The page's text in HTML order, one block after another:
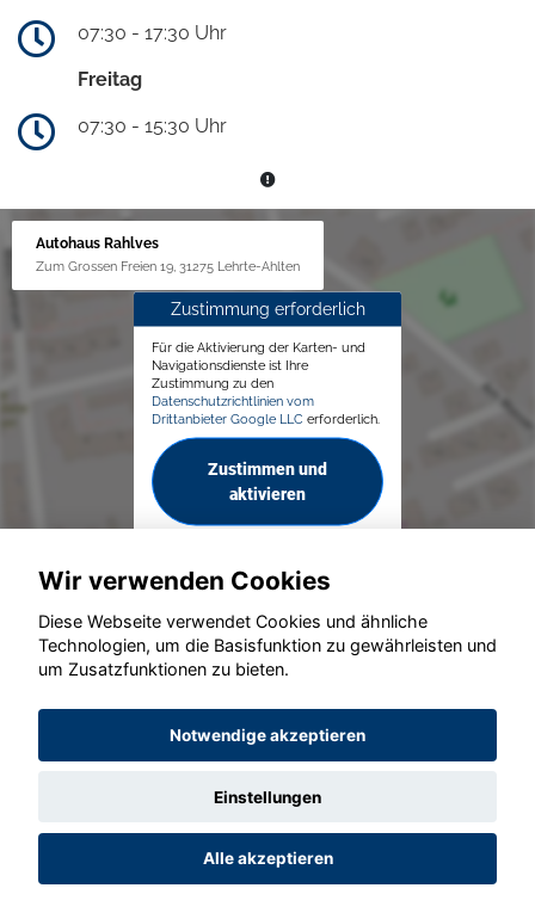
07:30 - 17:30 Uhr
Freitag
07:30 - 15:30 Uhr
Autohaus Rahlves
Zum Grossen Freien 19, 31275 Lehrte-Ahlten
Zustimmung erforderlich
Für die Aktivierung der Karten- und
Navigationsdienste ist Ihre
Zustimmung zu den
Datenschutzrichtlinien vom
Drittanbieter Google LLC erforderlich.
Zustimmen und
aktivieren
© konjunkturmotor.de GmbH 2020 - 2026
Wir verwenden Cookies
Diese Webseite verwendet Cookies und ähnliche
Technologien, um die Basisfunktion zu gewährleisten und
um Zusatzfunktionen zu bieten.
Notwendige akzeptieren
Einstellungen
Alle akzeptieren